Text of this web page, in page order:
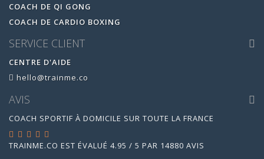
COACH DE QI GONG
COACH DE CARDIO BOXING
SERVICE CLIENT
CENTRE D'AIDE
hello@trainme.co
AVIS
COACH SPORTIF À DOMICILE SUR TOUTE LA FRANCE
TRAINME.CO EST ÉVALUÉ 4.95 / 5 PAR 14880 AVIS